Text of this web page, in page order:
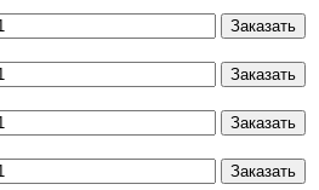
Заказать
Заказать
Заказать
Заказать